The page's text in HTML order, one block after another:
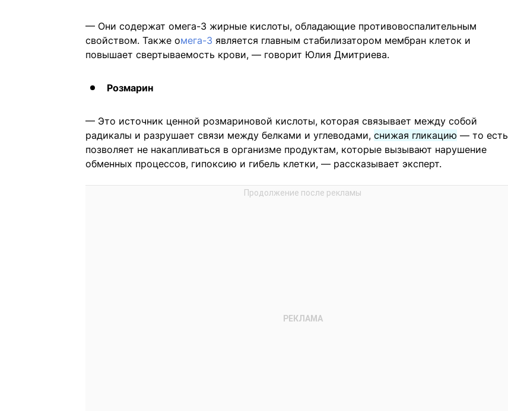
— Они содержат омега-3 жирные кислоты, обладающие противовоспалительным
свойством. Также омега-3 является главным стабилизатором мембран клеток и
повышает свертываемость крови, — говорит Юлия Дмитриева.
Розмарин
— Это источник ценной розмариновой кислоты, которая связывает между собой
радикалы и разрушает связи между белками и углеводами, снижая гликацию — то есть
позволяет не накапливаться в организме продуктам, которые вызывают нарушение
обменных процессов, гипоксию и гибель клетки, — рассказывает эксперт.